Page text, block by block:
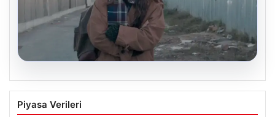
05.08.2026
Türk Sinemasında Farklı Bir İmza:
Ceylan Özgün Özçelik’in Unutulmaz
Piyasa Verileri